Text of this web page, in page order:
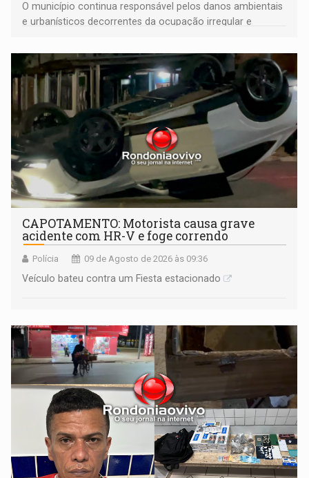
O município continua responsável pelos danos ambientais
e urbanísticos decorrentes da ocupação irregular e
CAPOTAMENTO: Motorista causa grave
acidente com HR-V e foge correndo
Polícia 09 de Agosto de 2026 às 09:36
Veículo bateu contra um Fiesta estacionado